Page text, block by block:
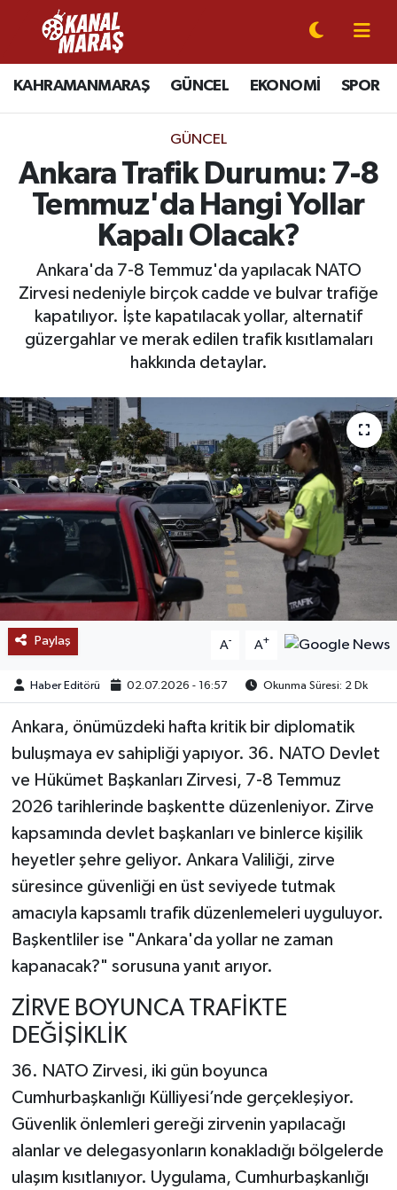
KAHRAMANMARAŞ GÜNCEL EKONOMİ SPOR
GÜNCEL
Ankara Trafik Durumu: 7-8
Temmuz'da Hangi Yollar
Kapalı Olacak?
Ankara'da 7-8 Temmuz'da yapılacak NATO
Zirvesi nedeniyle birçok cadde ve bulvar trafiğe
kapatılıyor. İşte kapatılacak yollar, alternatif
güzergahlar ve merak edilen trafik kısıtlamaları
hakkında detaylar.
Paylaş A- A+
Haber Editörü 02.07.2026 - 16:57 Okunma Süresi: 2 Dk
Ankara, önümüzdeki hafta kritik bir diplomatik
buluşmaya ev sahipliği yapıyor. 36. NATO Devlet
ve Hükümet Başkanları Zirvesi, 7-8 Temmuz
2026 tarihlerinde başkentte düzenleniyor. Zirve
kapsamında devlet başkanları ve binlerce kişilik
heyetler şehre geliyor. Ankara Valiliği, zirve
süresince güvenliği en üst seviyede tutmak
amacıyla kapsamlı trafik düzenlemeleri uyguluyor.
Başkentliler ise "Ankara'da yollar ne zaman
kapanacak?" sorusuna yanıt arıyor.
ZİRVE BOYUNCA TRAFİKTE
DEĞİŞİKLİK
36. NATO Zirvesi, iki gün boyunca
Cumhurbaşkanlığı Külliyesi’nde gerçekleşiyor.
Güvenlik önlemleri gereği zirvenin yapılacağı
alanlar ve delegasyonların konakladığı bölgelerde
ulaşım kısıtlanıyor. Uygulama, Cumhurbaşkanlığı
CANLI YAYIN
KAHRAMANMARAŞ
SPOR
SİYASET
EKONOMİ
GÜNDEM
SAĞLIK
EĞİTİM
BÖLGE
POPÜLER
DÜNYA
TREND
OTOMOTİV
TEKNOLOJİ
YAŞAM
KÜLTÜR SANAT
Kahramanmaraş Nöbetçi Eczaneler
Kahramanmaraş Hava Durumu
Kahramanmaraş Namaz Vakitleri
Kahramanmaraş Trafik Yoğunluk Haritası
Süper Lig Puan Durumu ve Fikstür
Tüm Manşetler
Son Dakika Haberleri